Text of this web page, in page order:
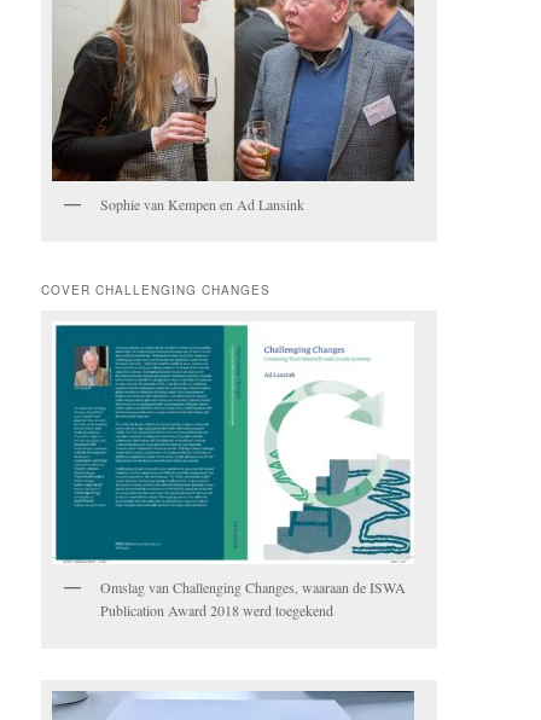
Sophie van Kempen en Ad Lansink
COVER CHALLENGING CHANGES
Omslag van Challenging Changes, waaraan de ISWA
Publication Award 2018 werd toegekend